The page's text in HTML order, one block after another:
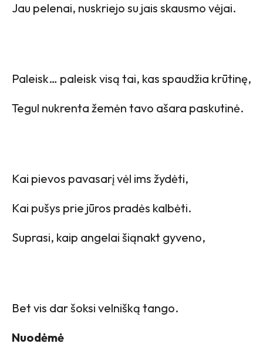
Jau pelenai, nuskriejo su jais skausmo vėjai.
Paleisk… paleisk visą tai, kas spaudžia krūtinę,
Tegul nukrenta žemėn tavo ašara paskutinė.
Kai pievos pavasarį vėl ims žydėti,
Kai pušys prie jūros pradės kalbėti.
Suprasi, kaip angelai šiąnakt gyveno,
Bet vis dar šoksi velnišką tango.
Nuodėmė